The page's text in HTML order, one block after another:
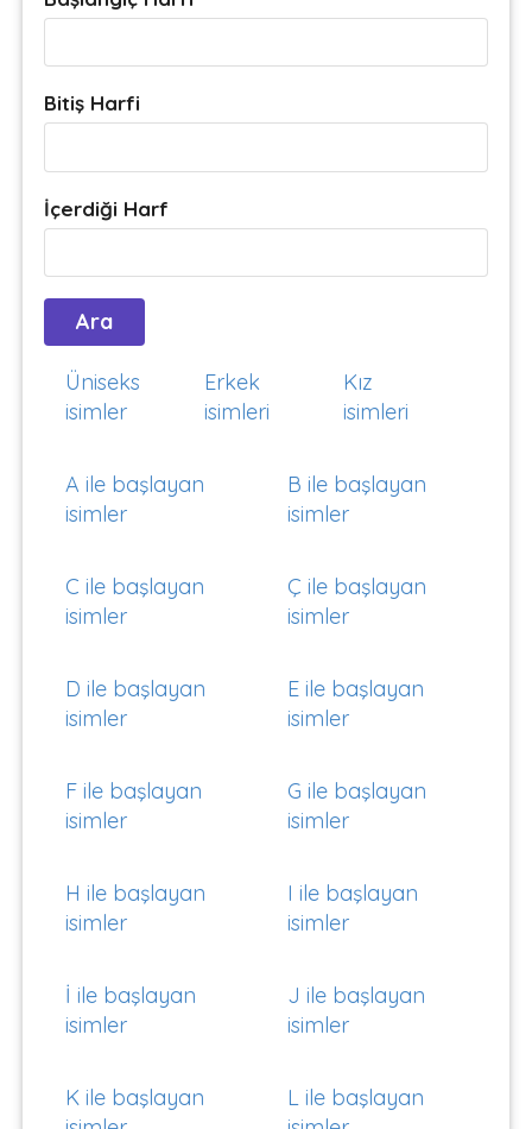
Bitiş Harfi
İçerdiği Harf
Üniseks
isimler
Erkek
isimleri
Kız
isimleri
A ile başlayan
isimler
B ile başlayan
isimler
C ile başlayan
isimler
Ç ile başlayan
isimler
D ile başlayan
isimler
E ile başlayan
isimler
F ile başlayan
isimler
G ile başlayan
isimler
H ile başlayan
isimler
I ile başlayan
isimler
İ ile başlayan
isimler
J ile başlayan
isimler
K ile başlayan
L ile başlayan